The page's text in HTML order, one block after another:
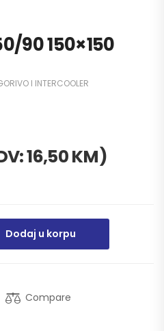
90 150×150
I INTERCOOLER
16,50KM)
Dodaj u korpu
Compare